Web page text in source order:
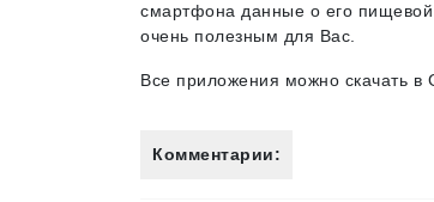
смартфона данные о его пищевой
очень полезным для Вас.
Все приложения можно скачать в
Комментарии: